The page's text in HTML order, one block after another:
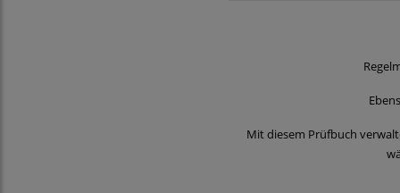
Mit diesem Prüfbuch